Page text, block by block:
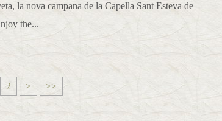
la nova campana de la Capella Sant Esteva de
the...
2 > >>